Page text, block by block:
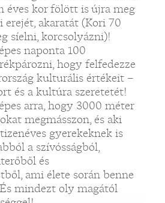
éves kor fölött is újra meg
erejét, akaratát (Kori 70
síelni, korcsolyázni)!
naponta 100
hogy felfedezze
kulturális értékeit –
és a kultúra szeretetét!
arra, hogy 3000 méter
megmásszon, és aki
gyerekeknek is
a szívósságból,
és
ami élete során benne
mindezt oly magától